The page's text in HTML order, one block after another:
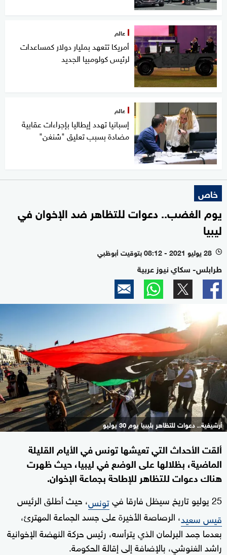
عالم
أمريكا تتعهد بمليار دولار كمساعدات
لرئيس كولومبيا الجديد
عالم
إسبانيا تهدد إيطاليا بإجراءات عقابية
مضادة بسبب تعليق "شنغن"
خاص
يوم الغضب.. دعوات للتظاهر ضد الإخوان في
ليبيا
l 28 يوليو 2021 - 08:12 بتوقيت أبوظبي
طرابلس- سكاي نيوز عربية
أرشيفية.. دعوات للتظاهر بليبيا يوم 30 يوليو
ألقت الأحداث التي تعيشها تونس في الأيام القليلة
الماضية، بظلالها على الوضع في ليبيا، حيث ظهرت
هناك دعوات للتظاهر للإطاحة بجماعة الإخوان.
25 يوليو تاريخ سيظل فارقا في تونس، حيث أطلق الرئيس
قيس سعيد، الرصاصة الأخيرة على جسد الجماعة المهترئ،
بعدما جمد البرلمان الذي يترأسه، رئيس حركة النهضة الإخوانية
راشد الغنوشي، بالإضافة إلى إقالة الحكومة.